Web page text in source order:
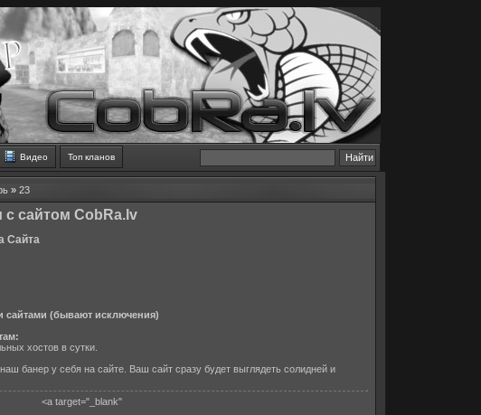
Видео Топ кланов
» 23
сайтом CobRa.lv
Сайта
сайтами (бывают исключения)
хостов в сутки.
банер у себя на сайте. Ваш сайт сразу будет выглядеть солидней и
<a target="_blank"